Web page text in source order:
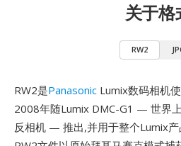
关于格
RW2
RW2是Panasonic Lumix数码相机
2008年随Lumix DMC-G1 — 世界
反相机 — 推出,并用于整个Lumix产